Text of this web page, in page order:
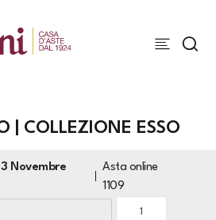
| COLLEZIONE ESSO
3 Novembre
Asta online
1109